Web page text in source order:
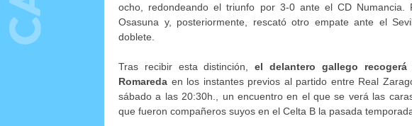
ocho, redondeando el triunfo por 3-0 ante el CD
Osasuna y, posteriormente, rescató otro empate ante el
doblete.
Tras recibir esta distinción,el delantero gallego
Romareda en los instantes previos al partido entre Real
sábado a las 20:30h., un encuentro en el que se verá las
que fueron compañeros suyos en el Celta B la pasada